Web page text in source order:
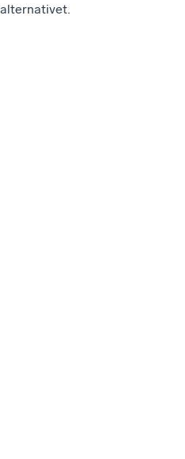
alternativet.